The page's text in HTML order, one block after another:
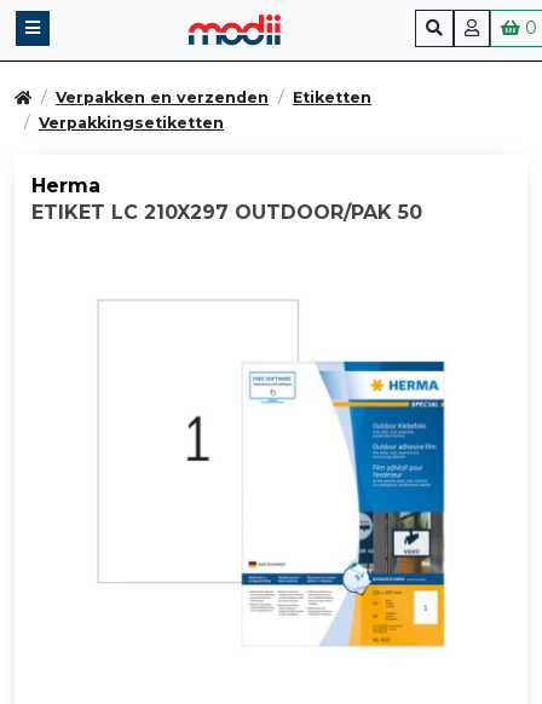
0
Verpakken en verzenden
Etiketten
Verpakkingsetiketten
Herma
ETIKET LC 210X297 OUTDOOR/PAK 50